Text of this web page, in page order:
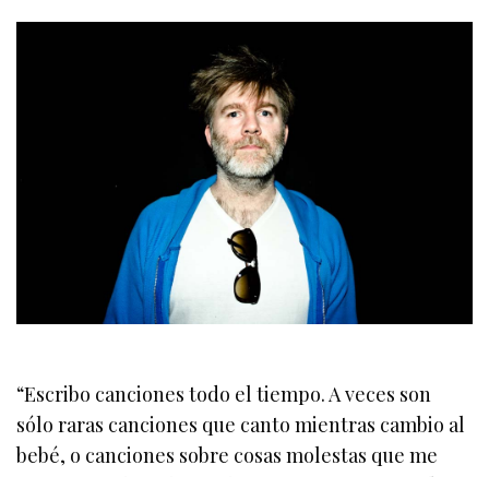
“Escribo canciones todo el tiempo. A veces son
sólo raras canciones que canto mientras cambio al
bebé, o canciones sobre cosas molestas que me